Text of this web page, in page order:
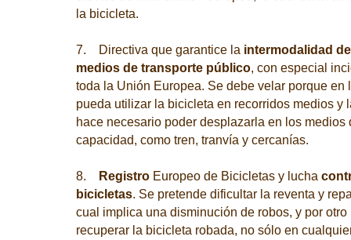
la bicicleta.
7. Directiva que garantice la intermodalidad
medios de transporte público, con especial
toda la Unión Europea. Se debe velar porque en
pueda utilizar la bicicleta en recorridos medios y
hace necesario poder desplazarla en los medios
capacidad, como tren, tranvía y cercanías.
8. Registro Europeo de Bicicletas y lucha
bicicletas. Se pretende dificultar la reventa y
cual implica una disminución de robos, y por
recuperar la bicicleta robada, no sólo en